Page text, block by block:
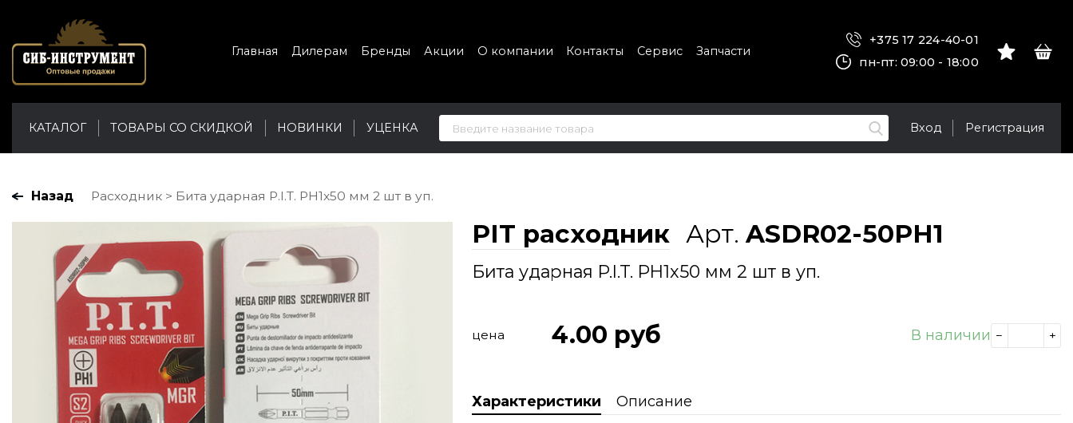
Главная Дилерам Бренды Акции О компании Контакты Сервис Запчасти
+375 17 224-40-01
пн-пт: 09:00 - 18:00
КАТАЛОГ ТОВАРЫ СО СКИДКОЙ НОВИНКИ УЦЕНКА Вход Регистрация
Назад Расходник Бита ударная P.I.T. PH1x50 мм 2 шт в уп.
PIT расходник Арт. ASDR02-50PH1
Бита ударная P.I.T. PH1x50 мм 2 шт в уп.
цена 4.00 руб В наличии
Характеристики Описание